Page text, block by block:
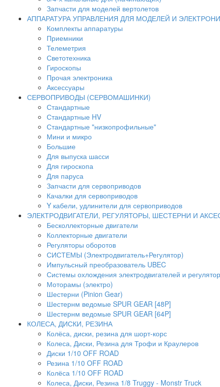
Запчасти для моделей вертолетов
АППАРАТУРА УПРАВЛЕНИЯ ДЛЯ МОДЕЛЕЙ И
Комплекты аппаратуры
Приемники
Телеметрия
Светотехника
Гироскопы
Прочая электроника
Аксессуары
СЕРВОПРИВОДЫ (СЕРВОМАШИНКИ)
Стандартные
Стандартные HV
Стандартные "низкопрофильные"
Мини и микро
Большие
Для выпуска шасси
Для гироскопа
Для паруса
Запчасти для сервоприводов
Качалки для сервоприводов
Y кабели, удлинители для сервоприводов
ЭЛЕКТРОДВИГАТЕЛИ, РЕГУЛЯТОРЫ, ШЕСТЕРНИ И
Бесколлекторные двигатели
Коллекторные двигатели
Регуляторы оборотов
СИСТЕМЫ (Электродвигатель+Регулятор)
Импульсный преобразователь UBEC
Системы охлождения электродвигателей и
Моторамы (электро)
Шестерни (Pinion Gear)
Шестернм ведомые SPUR GEAR [48P]
Шестернм ведомые SPUR GEAR [64P]
КОЛЕСА, ДИСКИ, РЕЗИНА
Колёса, диски, резина для шорт-корс
Колеса, Диски, Резина для Трофи и Краулеров
Диски 1/10 OFF ROAD
Резина 1/10 OFF ROAD
Колёса 1/10 OFF ROAD
Колеса, Диски, Резина 1/8 Truggy - Monstr Truck